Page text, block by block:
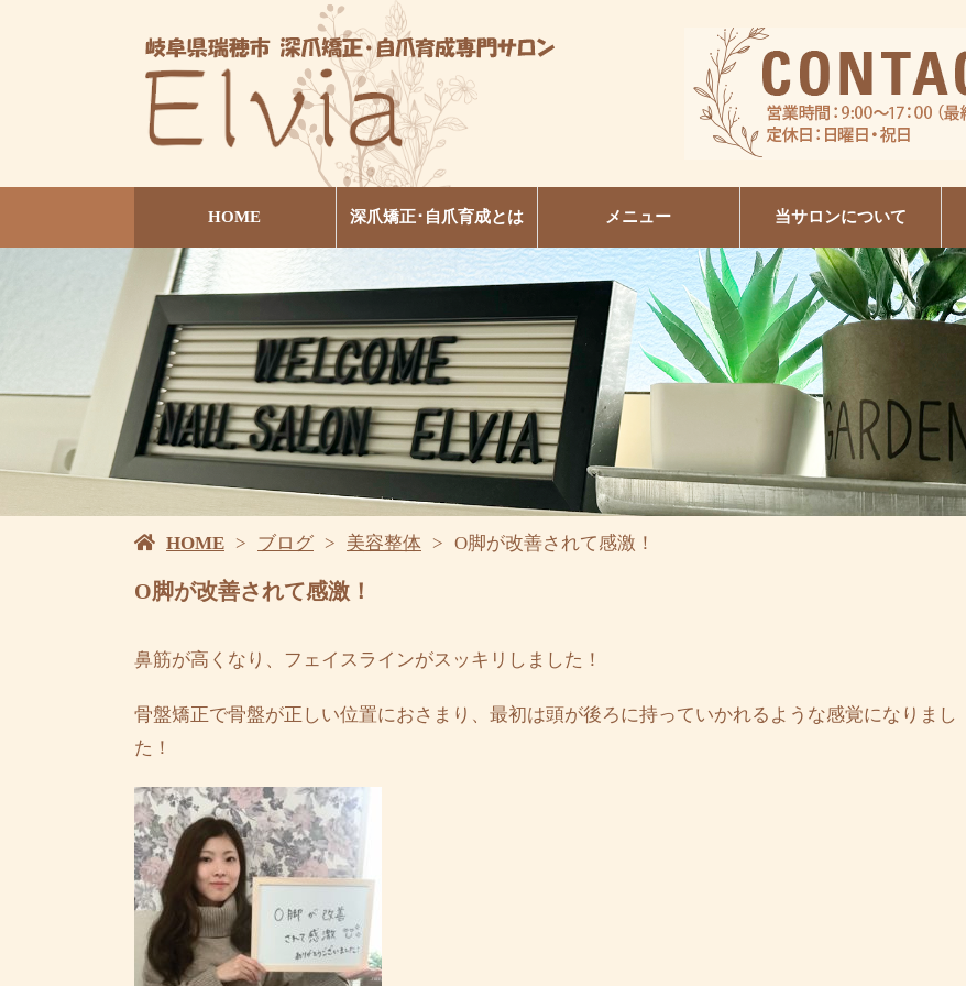
HOME 深爪矯正･自爪育成とは メニュー 当サロンについて
HOME ブログ 美容整体 O脚が改善されて感激！
O脚が改善されて感激！
鼻筋が高くなり、フェイスラインがスッキリしました！
骨盤矯正で骨盤が正しい位置におさまり、最初は頭が後ろに持っていかれるような感覚になりまし
た！